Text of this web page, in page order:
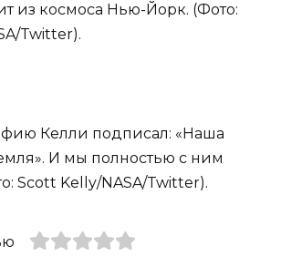
из космоса Нью-Йорк. (Фото:
Twitter).
Келли подписал: «Наша
И мы полностью с ним
Scott Kelly/NASA/Twitter).